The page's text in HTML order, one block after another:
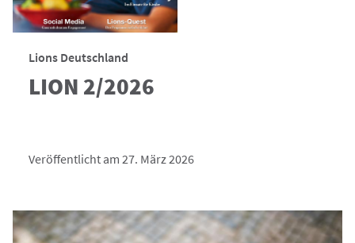
Lions Deutschland
LION 2/2026
Veröffentlicht am 27. März 2026